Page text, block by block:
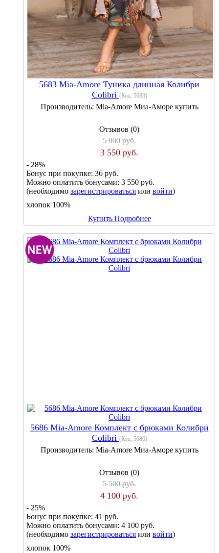
5683 Mia-Amore Туника длинная Колибри
Colibri (Код: 5683)
Производитель: Mia-Amore Миа-Аморе купить
Отзывов (0)
5 000 руб.
3 550 руб.
- 28%
Бонус при покупке: 36 руб.
Можно оплатить бонусами: 3 550 руб.
(необходимо зарегистрироваться или войти)
хлопок 100%
Купить Подробнее
5686 Mia-Amore Комплект с брюками Колибри
Colibri (Код: 5686)
Производитель: Mia-Amore Миа-Аморе купить
Отзывов (0)
5 500 руб.
4 100 руб.
- 25%
Бонус при покупке: 41 руб.
Можно оплатить бонусами: 4 100 руб.
(необходимо зарегистрироваться или войти)
хлопок 100%